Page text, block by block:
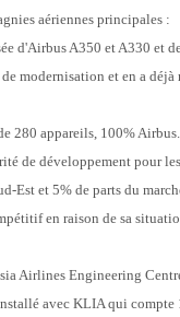
aériennes principales :
d'Airbus A350 et A330 et
modernisation et en a
280 appareils, 100% Airbus.
de développement pour
Est et 5% de parts du
en raison de sa
Airlines Engineering
avec KLIA qui compte